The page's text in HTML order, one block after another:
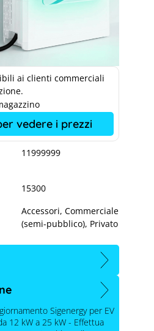
di aggiornamento
11999999
15300
Accessori, Commerciale
(semi-pubblico), Privato
ai clienti commerciali
vedere i prezzi
Sigenergy per EV
12 kW a 25 kW - Effettua